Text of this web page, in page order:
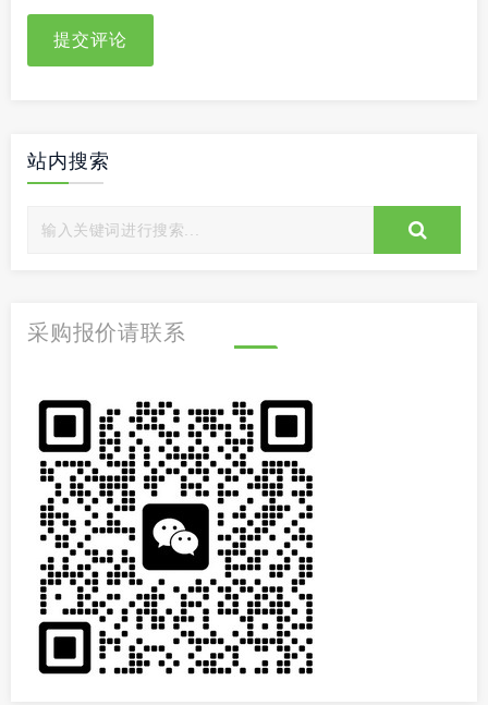
提交评论
站内搜索
采购报价请联系